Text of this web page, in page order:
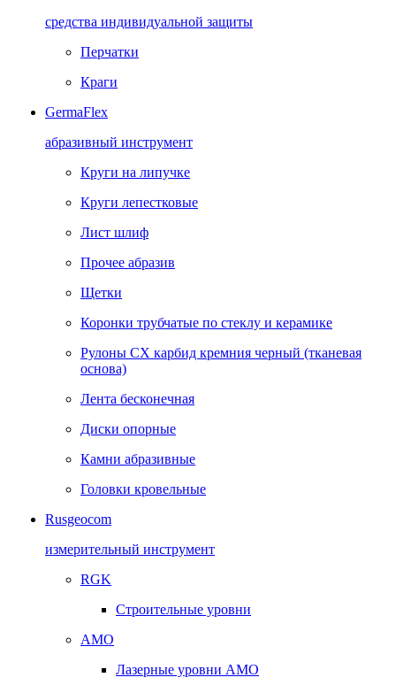
средства индивидуальной защиты
Перчатки
Краги
GermaFlex
абразивный инструмент
Круги на липучке
Круги лепестковые
Лист шлиф
Прочее абразив
Щетки
Коронки трубчатые по стеклу и керамике
Рулоны CX карбид кремния черный (тканевая
основа)
Лента бесконечная
Диски опорные
Камни абразивные
Головки кровельные
Rusgeocom
измерительный инструмент
RGK
Строительные уровни
AMO
Лазерные уровни AMO